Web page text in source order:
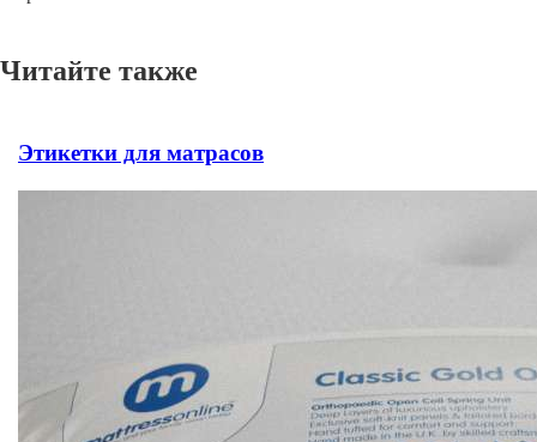
Читайте также
Этикетки для матрасов